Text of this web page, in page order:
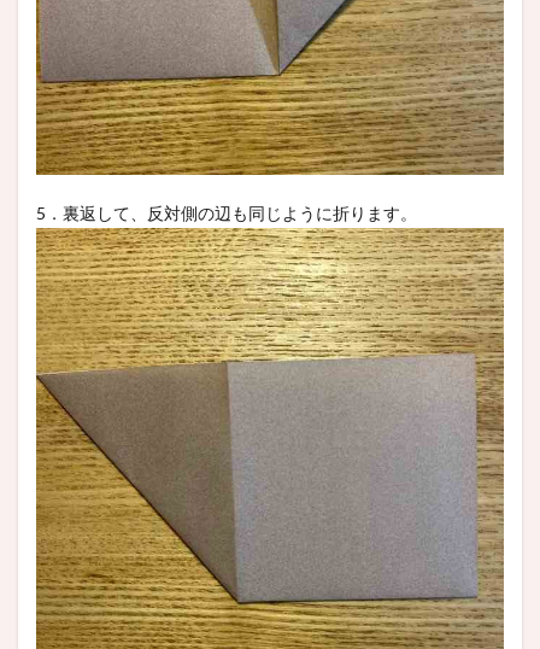
5．裏返して、反対側の辺も同じように折ります。